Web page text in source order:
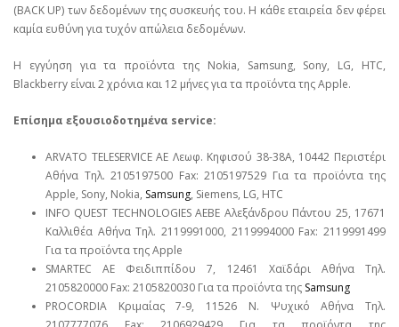
(BACK UP) των δεδομένων της συσκευής του. Η κάθε εταιρεία δεν φέρει
καμία ευθύνη για τυχόν απώλεια δεδομένων.
Η εγγύηση για τα προϊόντα της Nokia, Samsung, Sony, LG, HTC,
Blackberry είναι 2 χρόνια και 12 μήνες για τα προϊόντα της Apple.
Επίσημα εξουσιοδοτημένα service:
ARVATO TELESERVICE ΑΕ Λεωφ. Κηφισού 38-38Α, 10442 Περιστέρι
Αθήνα Τηλ. 2105197500 Fax: 2105197529 Για τα προϊόντα της
Apple, Sony, Nokia, Samsung, Siemens, LG, HTC
INFO QUEST TECHNOLOGIES ΑΕΒΕ Αλεξάνδρου Πάντου 25, 17671
Καλλιθέα Αθήνα Τηλ. 2119991000, 2119994000 Fax: 2119991499
Για τα προϊόντα της Apple
SMARTEC ΑΕ Φειδιππίδου 7, 12461 Χαϊδάρι Αθήνα Τηλ.
2105820000 Fax: 2105820030 Για τα προϊόντα της Samsung
PROCORDIA Κριμαίας 7-9, 11526 Ν. Ψυχικό Αθήνα Τηλ.